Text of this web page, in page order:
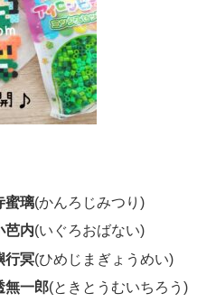
蜜璃(かんろじみつり)
芭内(いぐろおばない)
行冥(ひめじまぎょうめい)
無一郎(ときとうむいちろう)